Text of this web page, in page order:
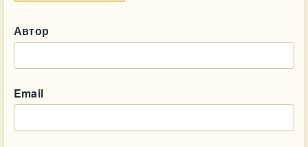
Автор
Email